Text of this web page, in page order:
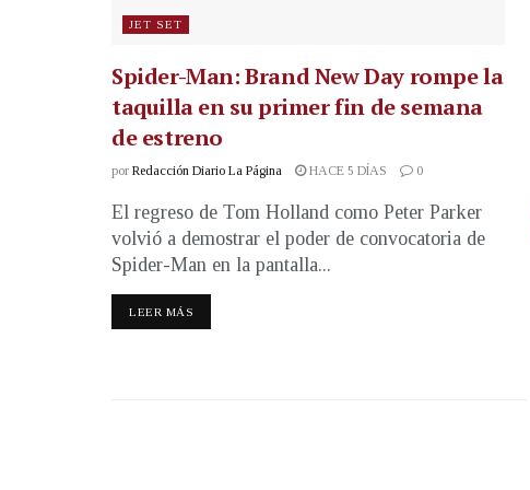
JET SET
Spider-Man: Brand New Day rompe la
taquilla en su primer fin de semana
de estreno
por Redacción Diario La Página HACE 5 DÍAS 0
El regreso de Tom Holland como Peter Parker
volvió a demostrar el poder de convocatoria de
Spider-Man en la pantalla...
LEER MÁS